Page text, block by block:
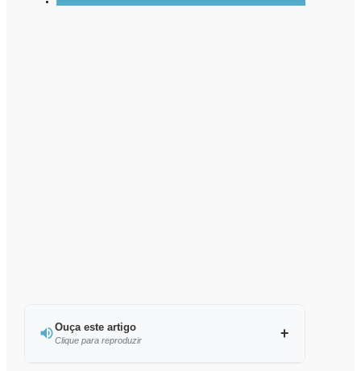
Ouça este artigo
Clique para reproduzir